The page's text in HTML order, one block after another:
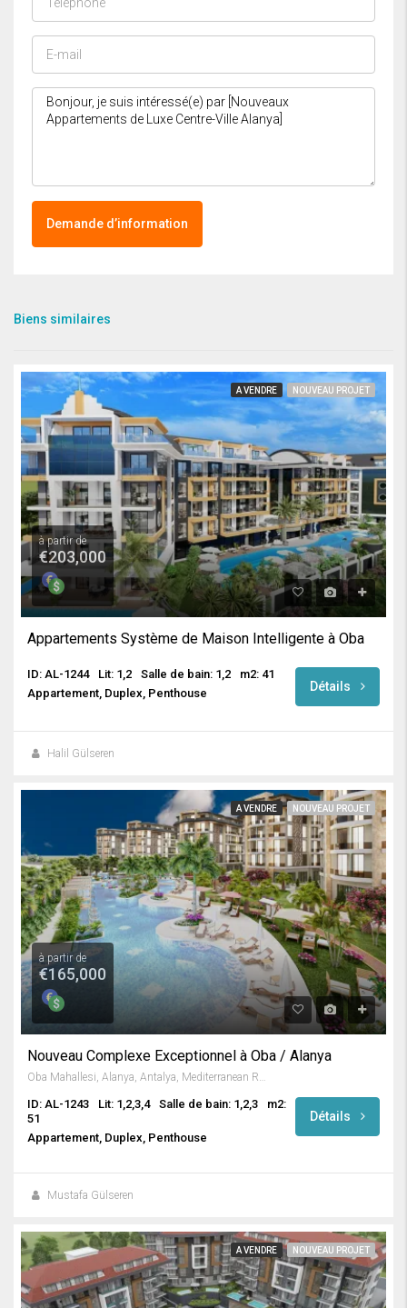
Demande d’information
Biens similaires
A VENDRE NOUVEAU PROJET
à partir de
€203,000
Appartements Système de Maison Intelligente à Oba
ID: AL-1244 Lit: 1,2 Salle de bain: 1,2
m2: 41
Appartement, Duplex, Penthouse
Détails
Halil Gülseren
A VENDRE NOUVEAU PROJET
à partir de
€165,000
Nouveau Complexe Exceptionnel à Oba / Alanya
Oba Mahallesi, Alanya, Antalya, Mediterranean Region, Turkey
ID: AL-1243 Lit: 1,2,3,4 Salle de bain: 1,2,3
m2:
51
Appartement, Duplex, Penthouse
Détails
Mustafa Gülseren
A VENDRE NOUVEAU PROJET